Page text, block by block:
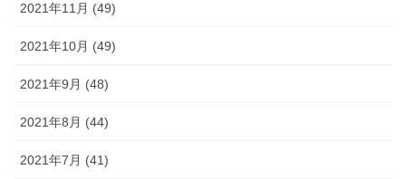
2021年11月 (49)
2021年10月 (49)
2021年9月 (48)
2021年8月 (44)
2021年7月 (41)